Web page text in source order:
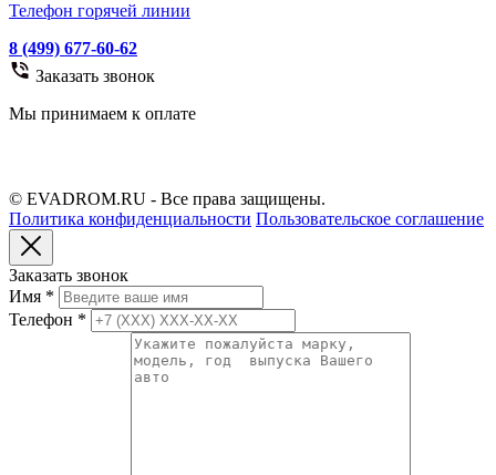
Телефон горячей линии
8 (499) 677-60-62
Заказать звонок
Мы принимаем к оплате
© EVADROM.RU - Все права защищены.
Политика конфиденциальности Пользовательское соглашение
Заказать звонок
Имя *
Телефон *